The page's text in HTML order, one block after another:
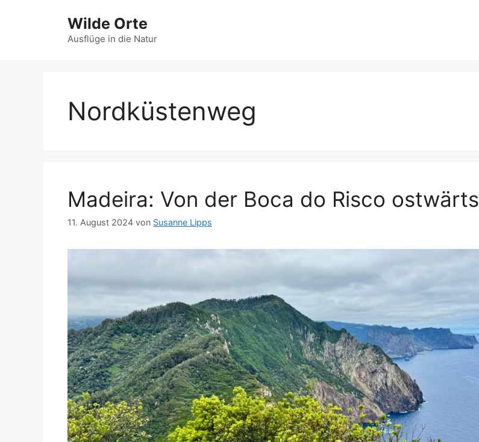
Wilde Orte
Ausflüge in die Natur
Nordküstenweg
Madeira: Von der Boca do Risco ostwärts
11. August 2024 von Susanne Lipps